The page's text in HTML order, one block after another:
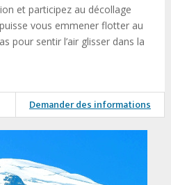
et participez au décollage
vous emmener flotter au
pour sentir l’air glisser dans la
Demander des informations